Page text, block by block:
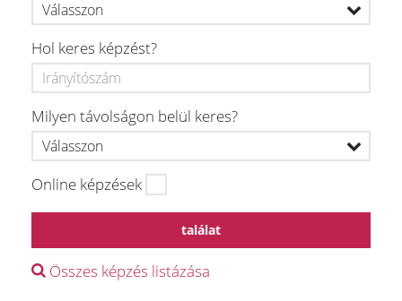
Hol keres képzést?
Milyen távolságon belül keres?
Online képzések
találat
Összes képzés listázása